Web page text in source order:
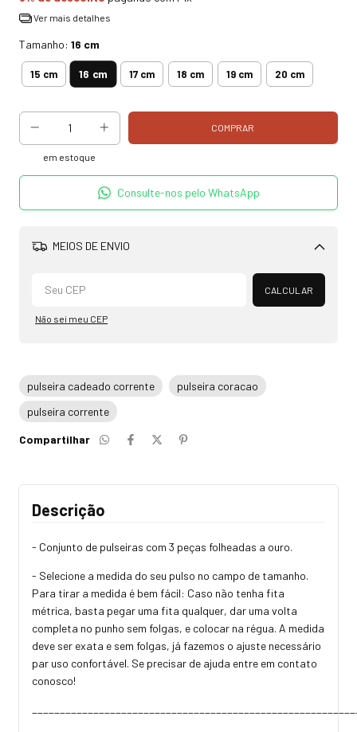
Ver mais detalhes
Tamanho: 16 cm
15 cm 16 cm 17 cm 18 cm 19 cm 20 cm
em estoque
Consulte-nos pelo WhatsApp
MEIOS DE ENVIO
Alterar CEP
CALCULAR
Não sei meu CEP
pulseira cadeado corrente
pulseira coracao
pulseira corrente
Compartilhar
Descrição
- Conjunto de pulseiras com 3 peças folheadas a ouro.
- Selecione a medida do seu pulso no campo de tamanho.
Para tirar a medida é bem fácil: Caso não tenha fita
métrica, basta pegar uma fita qualquer, dar uma volta
completa no punho sem folgas, e colocar na régua. A medida
deve ser exata e sem folgas, já fazemos o ajuste necessário
par uso confortável. Se precisar de ajuda entre em contato
conosco!